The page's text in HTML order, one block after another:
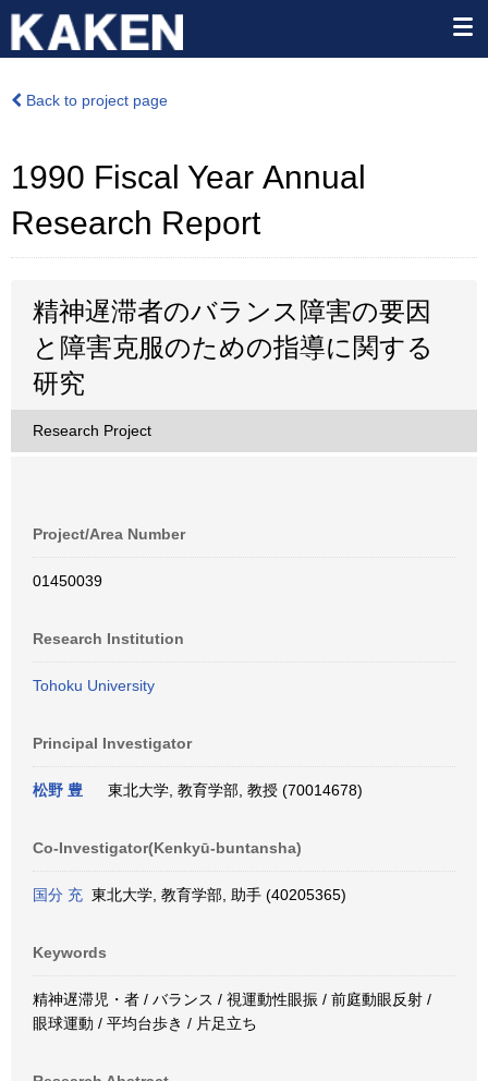
Back to project page
1990 Fiscal Year Annual
Research Report
精神遅滞者のバランス障害の要因
と障害克服のための指導に関する
研究
Research Project
Project/Area Number
01450039
Research Institution
Tohoku University
Principal Investigator
松野 豊 東北大学, 教育学部, 教授 (70014678)
Co-Investigator(Kenkyū-buntansha)
国分 充 東北大学, 教育学部, 助手 (40205365)
Keywords
精神遅滞児・者 / バランス / 視運動性眼振 / 前庭動眼反射 /
眼球運動 / 平均台歩き / 片足立ち